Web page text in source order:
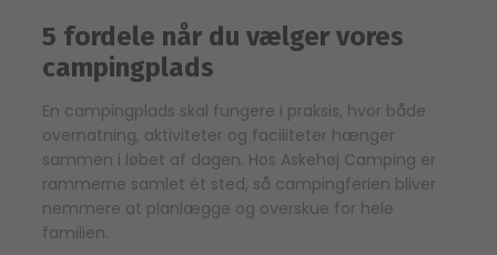
5 fordele når du vælger vores
campingplads
En campingplads skal fungere i praksis, hvor både
overnatning, aktiviteter og faciliteter hænger
sammen i løbet af dagen. Hos Askehøj Camping er
rammerne samlet ét sted, så campingferien bliver
nemmere at planlægge og overskue for hele
familien.